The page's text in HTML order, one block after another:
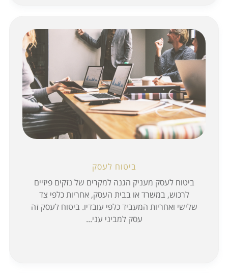
ביטוח לעסק
ביטוח לעסק מעניק הגנה למקרים של נזקים פיזיים
לרכוש, במשרד או בבית העסק, אחריות כלפי צד
שלישי ואחריות המעביד כלפי עובדיו. ביטוח לעסק זה
עסק למביני עני...